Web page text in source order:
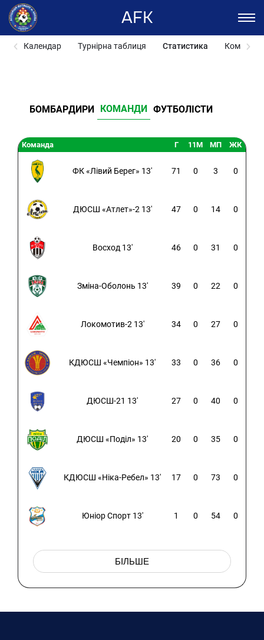
AFK
Календар Турнірна таблиця Статистика Команди
БОМБАРДИРИ КОМАНДИ ФУТБОЛІСТИ
Команда Г 11M МП ЖК
ФК «Лівий Берег» 13' 71 0 3 0
ДЮСШ «Атлет»-2 13' 47 0 14 0
Восход 13' 46 0 31 0
Зміна-Оболонь 13' 39 0 22 0
Локомотив-2 13' 34 0 27 0
КДЮСШ «Чемпіон» 13' 33 0 36 0
ДЮСШ-21 13' 27 0 40 0
ДЮСШ «Поділ» 13' 20 0 35 0
КДЮСШ «Ніка-Ребел» 13' 17 0 73 0
Юніор Спорт 13' 1 0 54 0
БІЛЬШЕ